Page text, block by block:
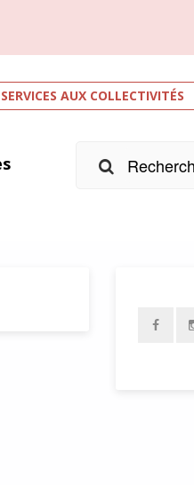
SERVICES AUX COLLECTIVITÉS